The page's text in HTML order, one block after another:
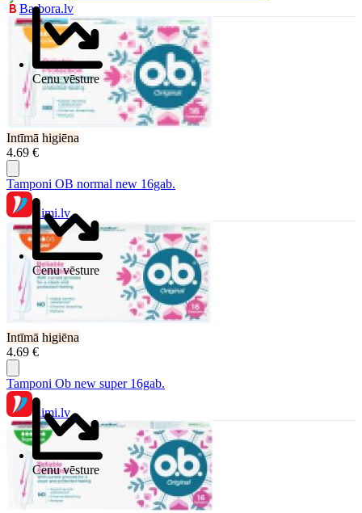
Cenu vēsture
Barbora.lv
Intīmā higiēna
4.69 €
Cenu vēsture
Tamponi OB normal new 16gab.
Rimi.lv
Intīmā higiēna
4.69 €
Cenu vēsture
Tamponi Ob new super 16gab.
Rimi.lv